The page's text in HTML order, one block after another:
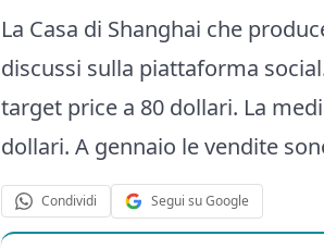
La Casa di Shanghai che
discussi sulla piattaforma
target price a 80 dollari. La
dollari. A gennaio le vendite
Condividi Segui su Google